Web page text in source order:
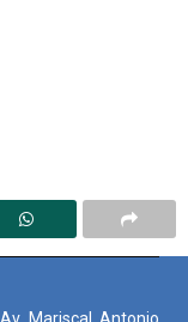
Mariscal Antonio